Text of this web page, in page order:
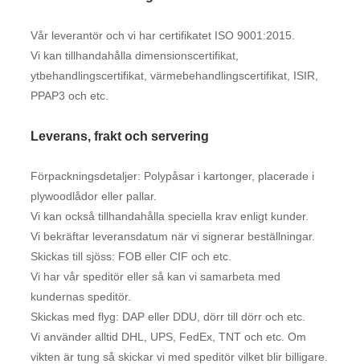
Vår leverantör och vi har certifikatet ISO 9001:2015.
Vi kan tillhandahålla dimensionscertifikat,
ytbehandlingscertifikat, värmebehandlingscertifikat, ISIR,
PPAP3 och etc.
Leverans, frakt och servering
Förpackningsdetaljer: Polypåsar i kartonger, placerade i
plywoodlådor eller pallar.
Vi kan också tillhandahålla speciella krav enligt kunder.
Vi bekräftar leveransdatum när vi signerar beställningar.
Skickas till sjöss: FOB eller CIF och etc.
Vi har vår speditör eller så kan vi samarbeta med
kundernas speditör.
Skickas med flyg: DAP eller DDU, dörr till dörr och etc.
Vi använder alltid DHL, UPS, FedEx, TNT och etc. Om
vikten är tung så skickar vi med speditör vilket blir billigare.